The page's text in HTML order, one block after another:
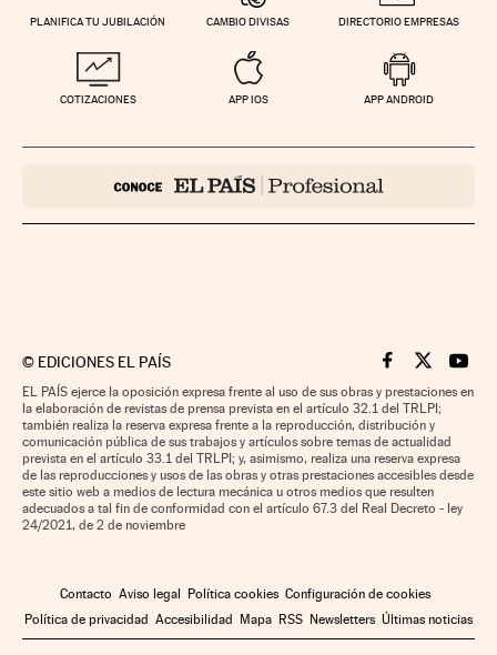
PLANIFICA TU JUBILACIÓN CAMBIO DIVISAS DIRECTORIO EMPRESAS
COTIZACIONES APP IOS APP ANDROID
© EDICIONES EL PAÍS Cinco Días en
Cinco Días
Cinco
EL PAÍS ejerce la oposición expresa frente al uso de sus obras y prestaciones en
la elaboración de revistas de prensa prevista en el artículo 32.1 del TRLPI;
también realiza la reserva expresa frente a la reproducción, distribución y
comunicación pública de sus trabajos y artículos sobre temas de actualidad
prevista en el artículo 33.1 del TRLPI; y, asimismo, realiza una reserva expresa
de las reproducciones y usos de las obras y otras prestaciones accesibles desde
este sitio web a medios de lectura mecánica u otros medios que resulten
adecuados a tal fin de conformidad con el artículo 67.3 del Real Decreto - ley
24/2021, de 2 de noviembre
Contacto Aviso legal Política cookies Configuración de cookies
Política de privacidad Accesibilidad Mapa RSS Newsletters Últimas noticias